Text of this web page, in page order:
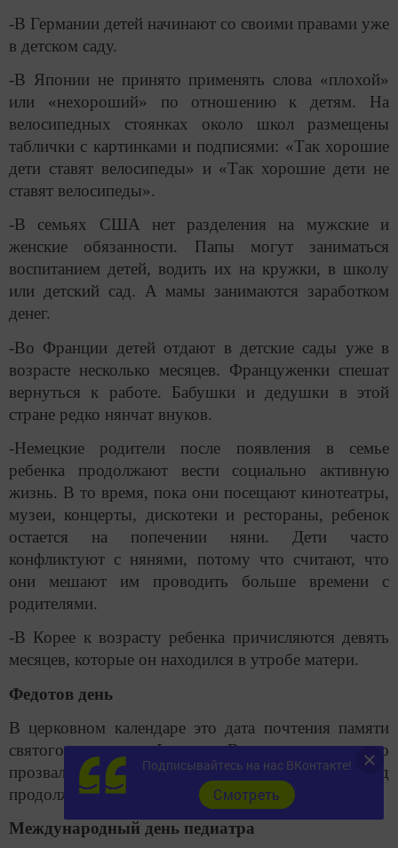
-В Германии детей начинают со своими правами уже
в детском саду.
-В Японии не принято применять слова «плохой»
или «нехороший» по отношению к детям. На
велосипедных стоянках около школ размещены
таблички с картинками и подписями: «Так хорошие
дети ставят велосипеды» и «Так хорошие дети не
ставят велосипеды».
-В семьях США нет разделения на мужские и
женские обязанности. Папы могут заниматься
воспитанием детей, водить их на кружки, в школу
или детский сад. А мамы занимаются заработком
денег.
-Во Франции детей отдают в детские сады уже в
возрасте несколько месяцев. Француженки спешат
вернуться к работе. Бабушки и дедушки в этой
стране редко нянчат внуков.
-Немецкие родители после появления в семье
ребенка продолжают вести социально активную
жизнь. В то время, пока они посещают кинотеатры,
музеи, концерты, дискотеки и рестораны, ребенок
остается на попечении няни. Дети часто
конфликтуют с нянями, потому что считают, что
они мешают им проводить больше времени с
родителями.
-В Корее к возрасту ребенка причисляются девять
месяцев, которые он находился в утробе матери.
Федотов день
В церковном календаре это дата почтения памяти
святого мученика Феодота. В простонародье его
прозвали Ледоставом, так как в этот день лед
продолжал сковывать реки и озера.
Международный день педиатра
Подписывайтесь на нас ВКонтакте!
Cмотреть